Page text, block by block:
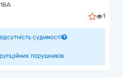
18А
1
судимості
порушників